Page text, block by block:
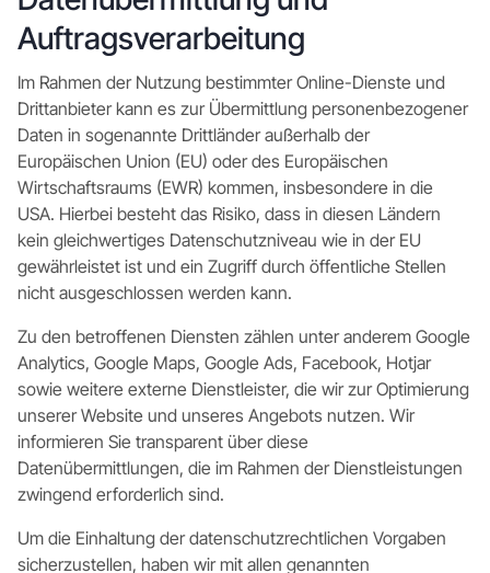
Auftragsverarbeitung
Im Rahmen der Nutzung bestimmter Online-Dienste und
Drittanbieter kann es zur Übermittlung personenbezogener
Daten in sogenannte Drittländer außerhalb der
Europäischen Union (EU) oder des Europäischen
Wirtschaftsraums (EWR) kommen, insbesondere in die
USA. Hierbei besteht das Risiko, dass in diesen Ländern
kein gleichwertiges Datenschutzniveau wie in der EU
gewährleistet ist und ein Zugriff durch öffentliche Stellen
nicht ausgeschlossen werden kann.
Zu den betroffenen Diensten zählen unter anderem Google
Analytics, Google Maps, Google Ads, Facebook, Hotjar
sowie weitere externe Dienstleister, die wir zur Optimierung
unserer Website und unseres Angebots nutzen. Wir
informieren Sie transparent über diese
Datenübermittlungen, die im Rahmen der Dienstleistungen
zwingend erforderlich sind.
Um die Einhaltung der datenschutzrechtlichen Vorgaben
sicherzustellen, haben wir mit allen genannten